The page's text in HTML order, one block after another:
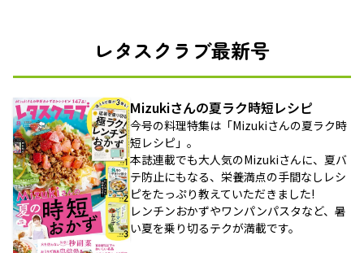
レタスクラブ最新号
Mizukiさんの夏ラク時短レシピ
今号の料理特集は「Mizukiさんの夏ラク時
短レシピ」。
本誌連載でも大人気のMizukiさんに、夏バ
テ防止にもなる、栄養満点の手間なしレシ
ピをたっぷり教えていただきました!
レンチンおかずやワンパンパスタなど、暑
い夏を乗り切るテクが満載です。